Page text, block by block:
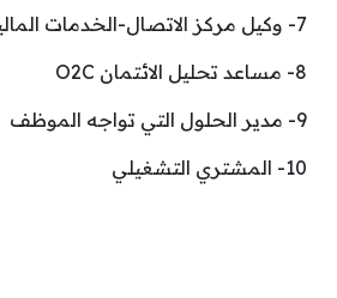
7- وكيل مركز الاتصال-الخدمات المالية
8- مساعد تحليل الائتمان O2C
9- مدير الحلول التي تواجه الموظف
10- المشتري التشغيلي